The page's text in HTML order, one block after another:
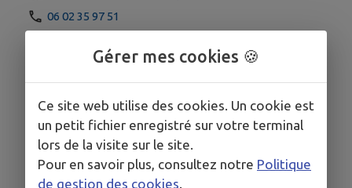
06 02 35 97 51
Gérer mes cookies 🍪
Ce site web utilise des cookies. Un cookie est
un petit fichier enregistré sur votre terminal
lors de la visite sur le site.
Pour en savoir plus, consultez notre Politique
de gestion des cookies.